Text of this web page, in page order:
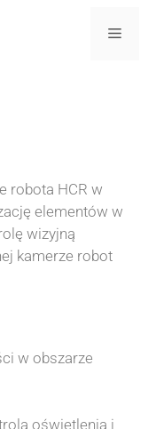
robota HCR w
elementów w
wizyjną
kamerze robot
w obszarze
oświetlenia i